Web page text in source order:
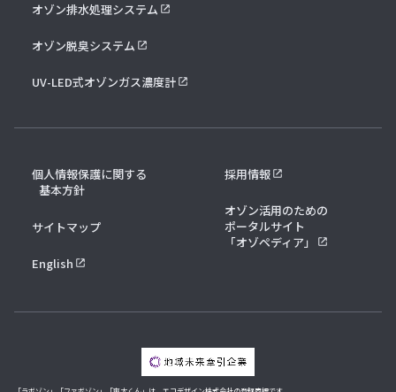
オゾン排水処理システム
オゾン脱臭システム
UV-LED式オゾンガス濃度計
個人情報保護に関する
基本方針
サイトマップ
English
採用情報
オゾン活用のための
ポータルサイト
「オゾペディア」